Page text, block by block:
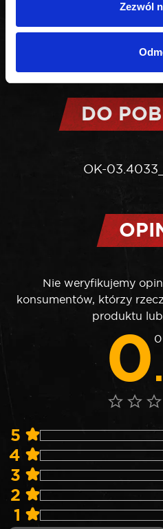
Zezwól
DO
OK-
Nie weryfikujemy
konsumentów, którzy
produktu
0
5
4
3
2
1